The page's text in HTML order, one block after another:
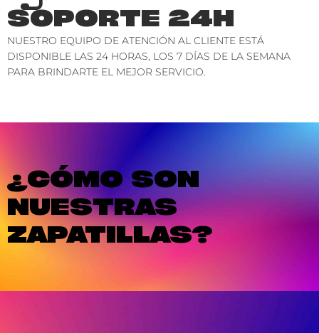
SOPORTE 24H
NUESTRO EQUIPO DE ATENCIÓN AL CLIENTE ESTÁ
DISPONIBLE LAS 24 HORAS, LOS 7 DÍAS DE LA SEMANA
PARA BRINDARTE EL MEJOR SERVICIO.
¿CÓMO SON
NUESTRAS
ZAPATILLAS?